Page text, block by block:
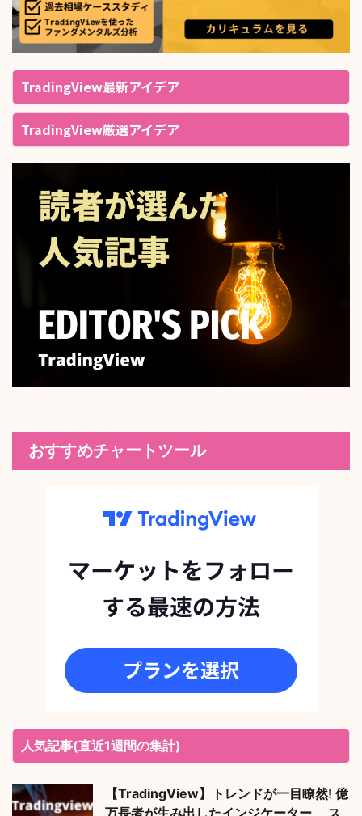
TradingView最新アイデア
TradingView厳選アイデア
おすすめチャートツール
人気記事(直近1週間の集計)
【TradingView】トレンドが一目瞭然! 億
万長者が生み出したインジケーター、 ス